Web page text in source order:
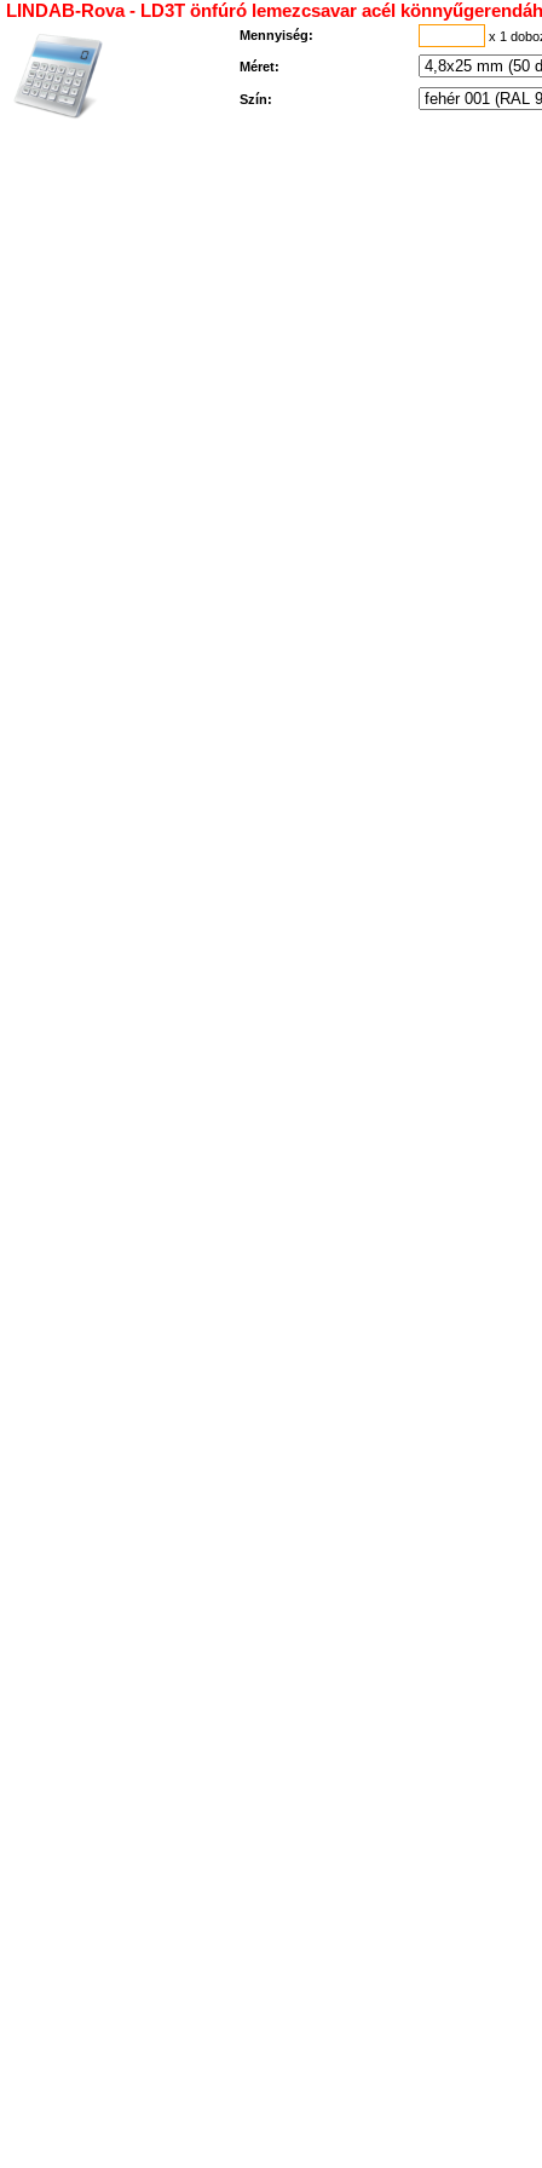
LINDAB-Rova - LD3T önfúró lemezcsavar acél
Mennyiség: x 1
Méret:
Szín: